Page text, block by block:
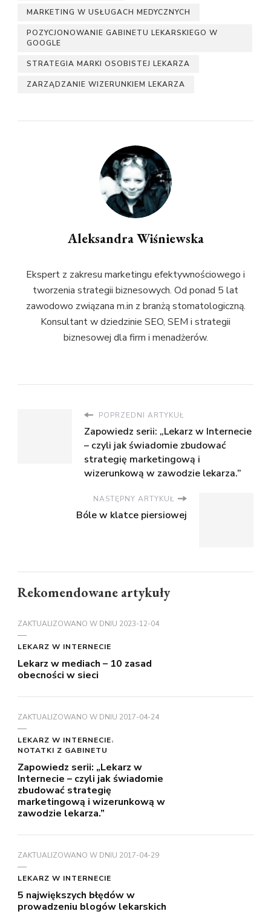
MARKETING W USŁUGACH MEDYCZNYCH
POZYCJONOWANIE GABINETU LEKARSKIEGO W
GOOGLE
STRATEGIA MARKI OSOBISTEJ LEKARZA
ZARZĄDZANIE WIZERUNKIEM LEKARZA
Aleksandra Wiśniewska
Ekspert z zakresu marketingu efektywnościowego i
tworzenia strategii biznesowych. Od ponad 5 lat
zawodowo związana m.in z branżą stomatologiczną.
Konsultant w dziedzinie SEO, SEM i strategii
biznesowej dla firm i menadżerów.
POPRZEDNI ARTYKUŁ
Zapowiedz serii: „Lekarz w Internecie
– czyli jak świadomie zbudować
strategię marketingową i
wizerunkową w zawodzie lekarza.”
NASTĘPNY ARTYKUŁ
Bóle w klatce piersiowej
Rekomendowane artykuły
ZAKTUALIZOWANO W DNIU 2023-12-04
LEKARZ W INTERNECIE
Lekarz w mediach – 10 zasad
obecności w sieci
ZAKTUALIZOWANO W DNIU 2017-04-24
LEKARZ W INTERNECIE
NOTATKI Z GABINETU
Zapowiedz serii: „Lekarz w
Internecie – czyli jak świadomie
zbudować strategię
marketingową i wizerunkową w
zawodzie lekarza.”
ZAKTUALIZOWANO W DNIU 2017-04-29
LEKARZ W INTERNECIE
5 największych błędów w
prowadzeniu blogów lekarskich